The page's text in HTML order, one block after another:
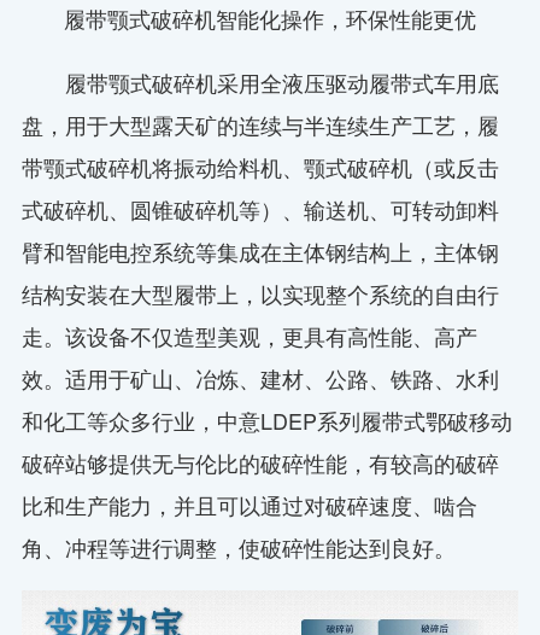
履带颚式破碎机智能化操作，环保性能更优
履带颚式破碎机采用全液压驱动履带式车用底
盘，用于大型露天矿的连续与半连续生产工艺，履
带颚式破碎机将振动给料机、颚式破碎机（或反击
式破碎机、圆锥破碎机等）、输送机、可转动卸料
臂和智能电控系统等集成在主体钢结构上，主体钢
结构安装在大型履带上，以实现整个系统的自由行
走。该设备不仅造型美观，更具有高性能、高产
效。适用于矿山、冶炼、建材、公路、铁路、水利
和化工等众多行业，中意LDEP系列履带式鄂破移动
破碎站够提供无与伦比的破碎性能，有较高的破碎
比和生产能力，并且可以通过对破碎速度、啮合
角、冲程等进行调整，使破碎性能达到良好。